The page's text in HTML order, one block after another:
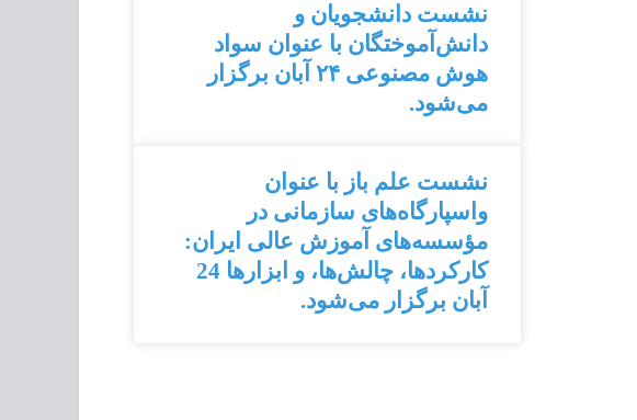
نشست دانشجویان و
دانش‌آموختگان با عنوان سواد
هوش مصنوعی ۲۴ آبان برگزار
می‌شود.
نشست علم باز با عنوان
واسپارگاه‌های سازمانی در
مؤسسه‌های آموزش عالی ایران:
کارکردها، چالش‌ها، و ابزارها 24
آبان برگزار می‌شود.